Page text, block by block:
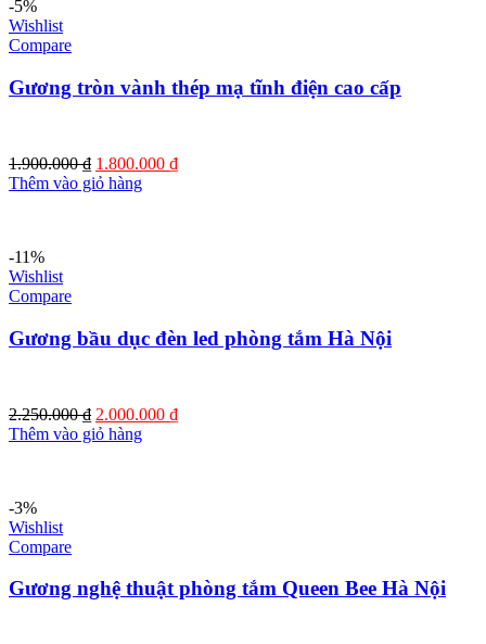
-5%
Wishlist
Compare
Gương tròn vành thép mạ tĩnh điện cao cấp
1.900.000₫ Giá
gốc
1.800.000 ₫Giá
Thêm vào giỏ hàng
-11%
Wishlist
Compare
Gương bầu dục đèn led phòng tắm Hà Nội
2.250.000₫ Giá
gốc
2.000.000 ₫Giá
Thêm vào giỏ hàng
-3%
Wishlist
Compare
Gương nghệ thuật phòng tắm Queen Bee Hà Nội